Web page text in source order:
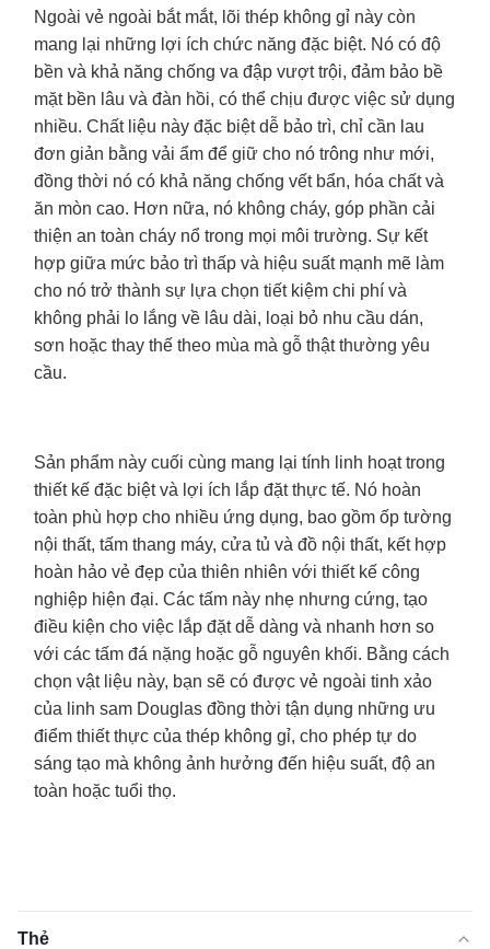
Ngoài vẻ ngoài bắt mắt, lõi thép không gỉ này còn
mang lại những lợi ích chức năng đặc biệt. Nó có độ
bền và khả năng chống va đập vượt trội, đảm bảo bề
mặt bền lâu và đàn hồi, có thể chịu được việc sử dụng
nhiều. Chất liệu này đặc biệt dễ bảo trì, chỉ cần lau
đơn giản bằng vải ẩm để giữ cho nó trông như mới,
đồng thời nó có khả năng chống vết bẩn, hóa chất và
ăn mòn cao. Hơn nữa, nó không cháy, góp phần cải
thiện an toàn cháy nổ trong mọi môi trường. Sự kết
hợp giữa mức bảo trì thấp và hiệu suất mạnh mẽ làm
cho nó trở thành sự lựa chọn tiết kiệm chi phí và
không phải lo lắng về lâu dài, loại bỏ nhu cầu dán,
sơn hoặc thay thế theo mùa mà gỗ thật thường yêu
cầu.
Sản phẩm này cuối cùng mang lại tính linh hoạt trong
thiết kế đặc biệt và lợi ích lắp đặt thực tế. Nó hoàn
toàn phù hợp cho nhiều ứng dụng, bao gồm ốp tường
nội thất, tấm thang máy, cửa tủ và đồ nội thất, kết hợp
hoàn hảo vẻ đẹp của thiên nhiên với thiết kế công
nghiệp hiện đại. Các tấm này nhẹ nhưng cứng, tạo
điều kiện cho việc lắp đặt dễ dàng và nhanh hơn so
với các tấm đá nặng hoặc gỗ nguyên khối. Bằng cách
chọn vật liệu này, bạn sẽ có được vẻ ngoài tinh xảo
của linh sam Douglas đồng thời tận dụng những ưu
điểm thiết thực của thép không gỉ, cho phép tự do
sáng tạo mà không ảnh hưởng đến hiệu suất, độ an
toàn hoặc tuổi thọ.
Thẻ